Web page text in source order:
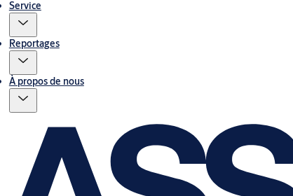
Service
Reportages
À propos de nous